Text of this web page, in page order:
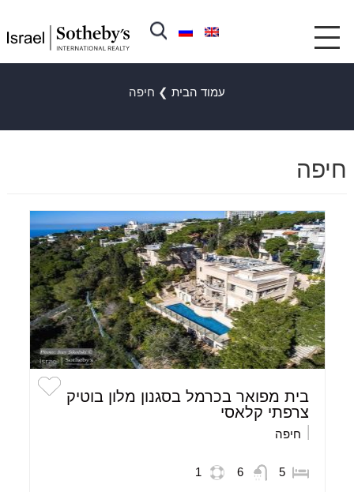
עמוד הבית ❯ חיפה
חיפה
בית מפואר בכרמל בסגנון מלון בוטיק
צרפתי קלאסי
חיפה
5
6
1